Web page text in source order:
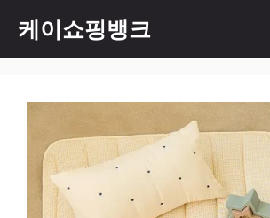
content
케이쇼핑뱅크